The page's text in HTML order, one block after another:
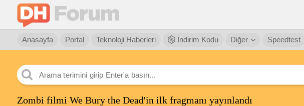
Anasayfa Portal Teknoloji Haberleri İndirim Kodu Diğer Speedtest
Zombi filmi We Bury the Dead'in ilk fragmanı yayınlandı